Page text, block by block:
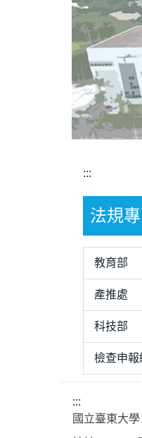
:::
法規
教育部
產推處
科技部
檢查申報
:::
國立臺東大